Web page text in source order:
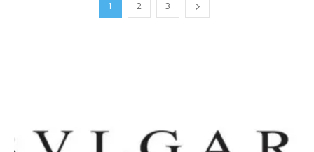
1 2 3